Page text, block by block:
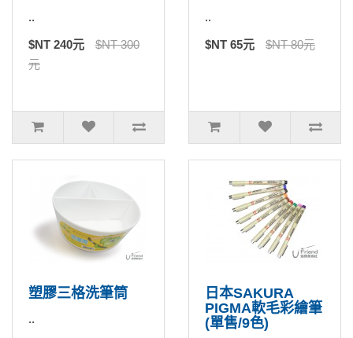
..
$NT 240元
$NT 300
元
..
$NT 65元 $NT 80元
塑膠三格洗筆筒
..
日本SAKURA
PIGMA軟毛彩繪筆
(單售/9色)